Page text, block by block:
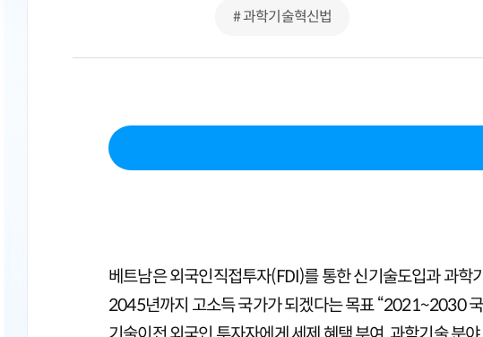
# 과학기술혁신법
베트남은 외국인직접투자(FDI)를 통한 신기술도입과 과
2045년까지 고소득 국가가 되겠다는 목표 “2021~2030